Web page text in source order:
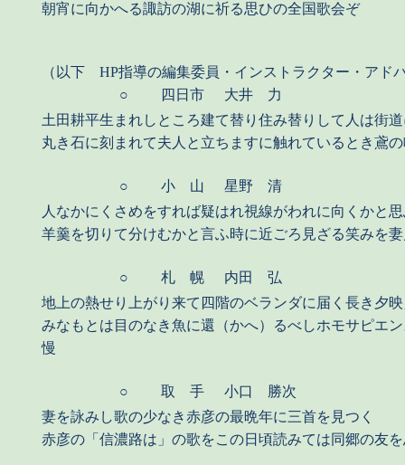
朝宵に向かへる諏訪の湖に祈る思ひの全国歌会ぞ
（以下 HP指導の編集委員・インストラクター・アド
○
四日市
大井 力
土田耕平生まれしところ建て替り住み替りして人は街
丸き石に刻まれて夫人と立ちますに触れているとき鳶
○ 小 山
星野 清
人なかにくさめをすれば疑はれ視線がわれに向くかと
羊羹を切りて分けむかと言ふ時に近ごろ見ざる笑みを
○ 札 幌
内田 弘
地上の熱せり上がり来て四階のベランダに届く長き夕
みなもとは目のなき魚に還（かへ）るべしホモサピエ
慢
○ 取 手
小口 勝次
妻を詠みし歌の少なき赤彦の最晩年に三首を見つく
赤彦の「信濃路は」の歌をこの日頃読みては同郷の友